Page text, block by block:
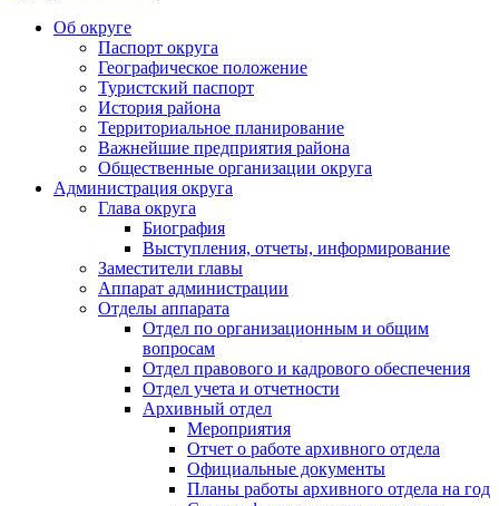
Об округе
Паспорт округа
Географическое положение
Туристский паспорт
История района
Территориальное планирование
Важнейшие предприятия района
Общественные организации округа
Администрация округа
Глава округа
Биография
Выступления, отчеты, информирование
Заместители главы
Аппарат администрации
Отделы аппарата
Отдел по организационным и общим
вопросам
Отдел правового и кадрового обеспечения
Отдел учета и отчетности
Архивный отдел
Мероприятия
Отчет о работе архивного отдела
Официальные документы
Планы работы архивного отдела на год